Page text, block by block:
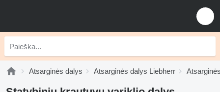
Atsarginės dalys Atsarginės dalys Liebherr